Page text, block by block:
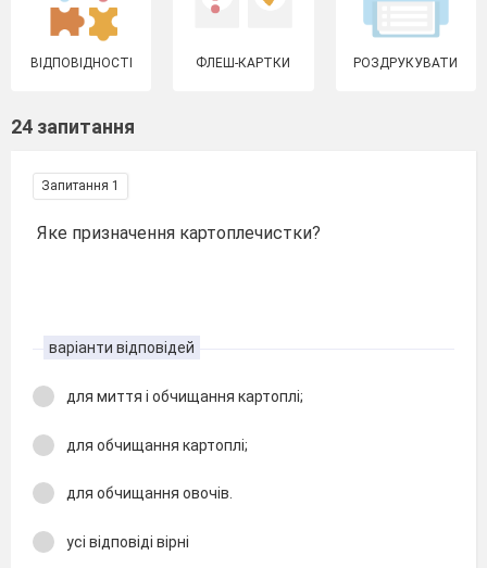
ВІДПОВІДНОСТІ ФЛЕШ-КАРТКИ РОЗДРУКУВАТИ
24 запитання
Запитання 1
Яке призначення картоплечистки?
варіанти відповідей
для миття і обчищання картоплі;
для обчищання картоплі;
для обчищання овочів.
усі відповіді вірні